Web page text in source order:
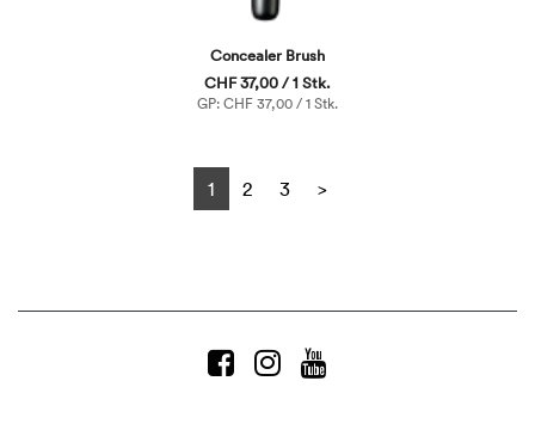
Concealer Brush
CHF 37,00 / 1 Stk.
GP: CHF 37,00 / 1 Stk.
1 2 3 >Next